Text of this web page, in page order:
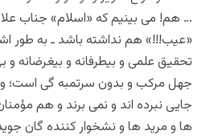
… هم! می بینیم که «اسلام» جناب
«عیب!!!» هم نداشته باشد ـ به طور
تحقیق علمی و بیطرفانه و
جهل مرکب و بدون سرتمبه گی است؛ و
جایی نبرده اند و نمی برند و هم
ها و مرید ها و نشخوار کننده گان